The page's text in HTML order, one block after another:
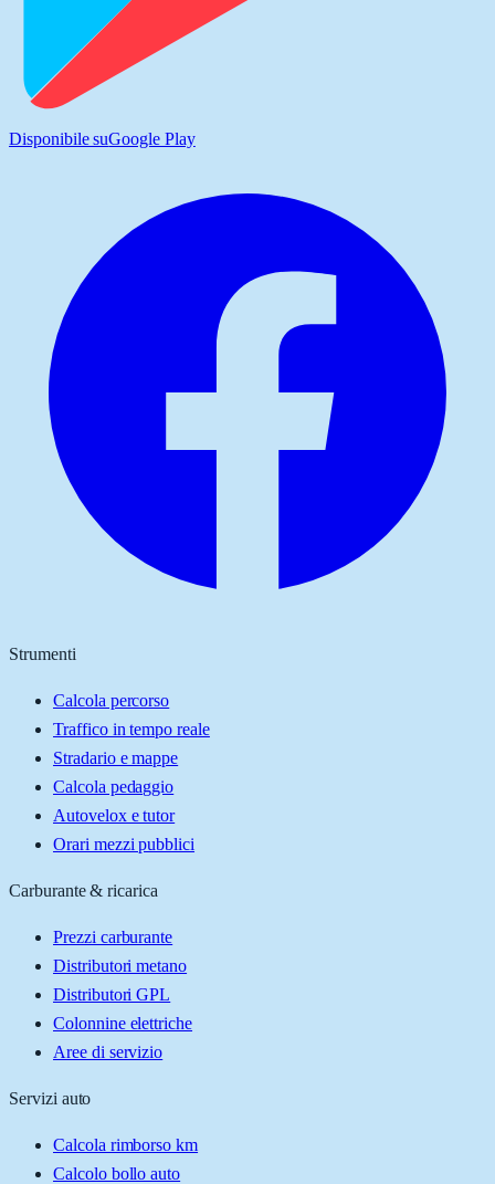
Disponibile suGoogle Play
Strumenti
Calcola percorso
Traffico in tempo reale
Stradario e mappe
Calcola pedaggio
Autovelox e tutor
Orari mezzi pubblici
Carburante & ricarica
Prezzi carburante
Distributori metano
Distributori GPL
Colonnine elettriche
Aree di servizio
Servizi auto
Calcola rimborso km
Calcolo bollo auto